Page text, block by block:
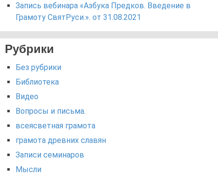
Запись вебинара «Азбука Предков. Введение в
Грамоту СвятРуси.». от 31.08.2021
Рубрики
Без рубрики
Библиотека
Видео
Вопросы и письма.
всеясветная грамота
грамота древних славян
Записи семинаров
Мысли